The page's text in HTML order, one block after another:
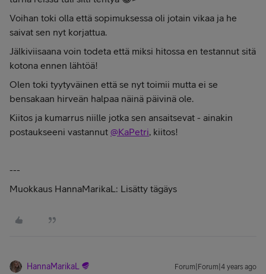
Voihan toki olla että sopimuksessa oli jotain vikaa ja he
saivat sen nyt korjattua.
Jälkiviisaana voin todeta että miksi hitossa en testannut sitä
kotona ennen lähtöä!
Olen toki tyytyväinen että se nyt toimii mutta ei se
bensakaan hirveän halpaa näinä päivinä ole.
Kiitos ja kumarrus niille jotka sen ansaitsevat - ainakin
postaukseeni vastannut @KaPetri, kiitos!
---
Muokkaus HannaMarikaL: Lisätty tägäys
HannaMarikaL Forum|Forum|4 years ago